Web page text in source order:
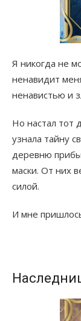
Я никогда не
ненавидит
ненавистью и
Но настал тот
узнала тайну
деревню
маски. От них
силой.
И мне